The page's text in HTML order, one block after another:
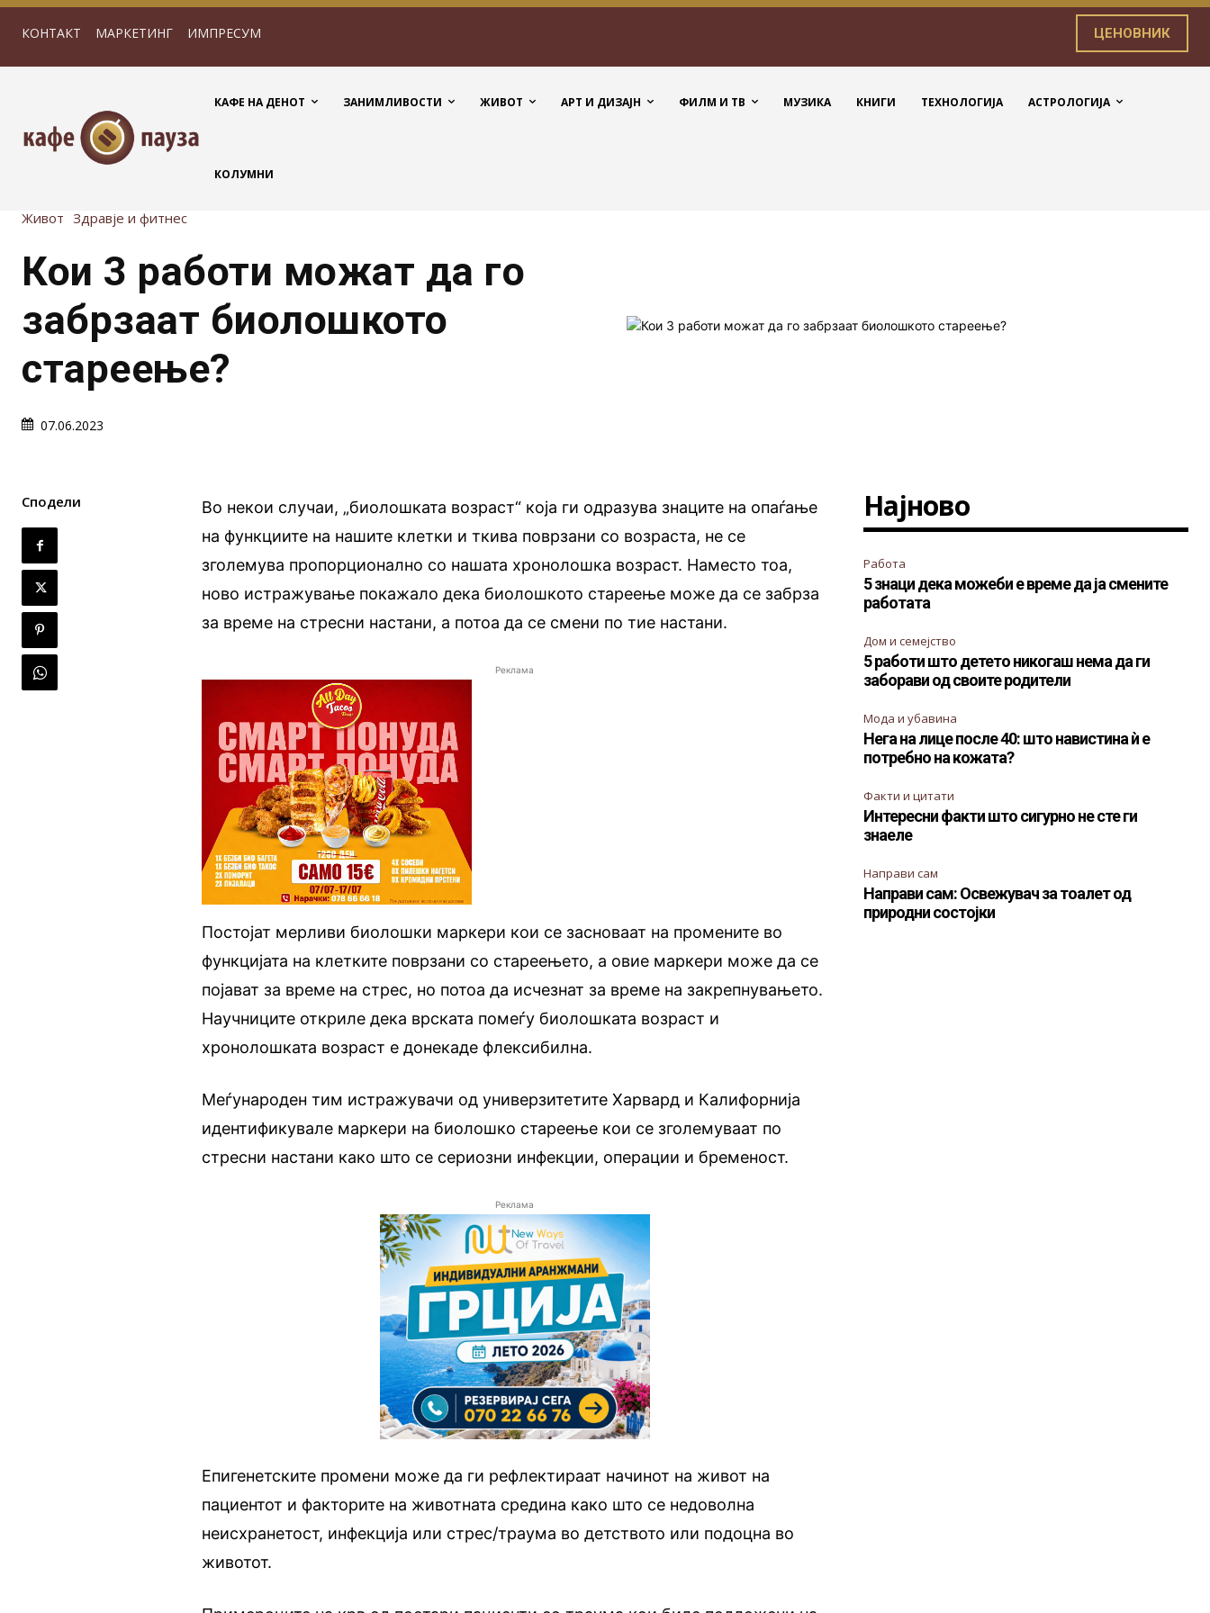
КОНТАКТ МАРКЕТИНГ ИМПРЕСУМ ЦЕНОВНИК
КАФЕ НА ДЕНОТ ЗАНИМЛИВОСТИ ЖИВОТ АРТ И ДИЗАЈН ФИЛМ И ТВ МУЗИКА КНИГИ ТЕХНОЛОГИЈА АСТРОЛОГИЈА
КОЛУМНИ
Живот Здравје и фитнес
Кои 3 работи можат да го
забрзаат биолошкото
стареење?
07.06.2023
Сподели
Во некои случаи, „биолошката возраст“ која ги одразува знаците на опаѓање
на функциите на нашите клетки и ткива поврзани со возраста, не се
зголемува пропорционално со нашата хронолошка возраст. Наместо тоа,
ново истражување покажало дека биолошкото стареење може да се забрза
за време на стресни настани, а потоа да се смени по тие настани.
Реклама
Постојат мерливи биолошки маркери кои се засноваат на промените во
функцијата на клетките поврзани со стареењето, а овие маркери може да се
појават за време на стрес, но потоа да исчезнат за време на закрепнувањето.
Научниците откриле дека врската помеѓу биолошката возраст и
хронолошката возраст е донекаде флексибилна.
Меѓународен тим истражувачи од универзитетите Харвард и Калифорнија
идентификувале маркери на биолошко стареење кои се зголемуваат по
стресни настани како што се сериозни инфекции, операции и бременост.
Реклама
Епигенетските промени може да ги рефлектираат начинот на живот на
пациентот и факторите на животната средина како што се недоволна
неисхранетост, инфекција или стрес/траума во детството или подоцна во
животот.
Најново
Работа
5 знаци дека можеби е време да ја смените
работата
Дом и семејство
5 работи што детето никогаш нема да ги
заборави од своите родители
Мода и убавина
Нега на лице после 40: што навистина ѝ е
потребно на кожата?
Факти и цитати
Интересни факти што сигурно не сте ги
знаеле
Направи сам
Направи сам: Освежувач за тоалет од
природни состојки